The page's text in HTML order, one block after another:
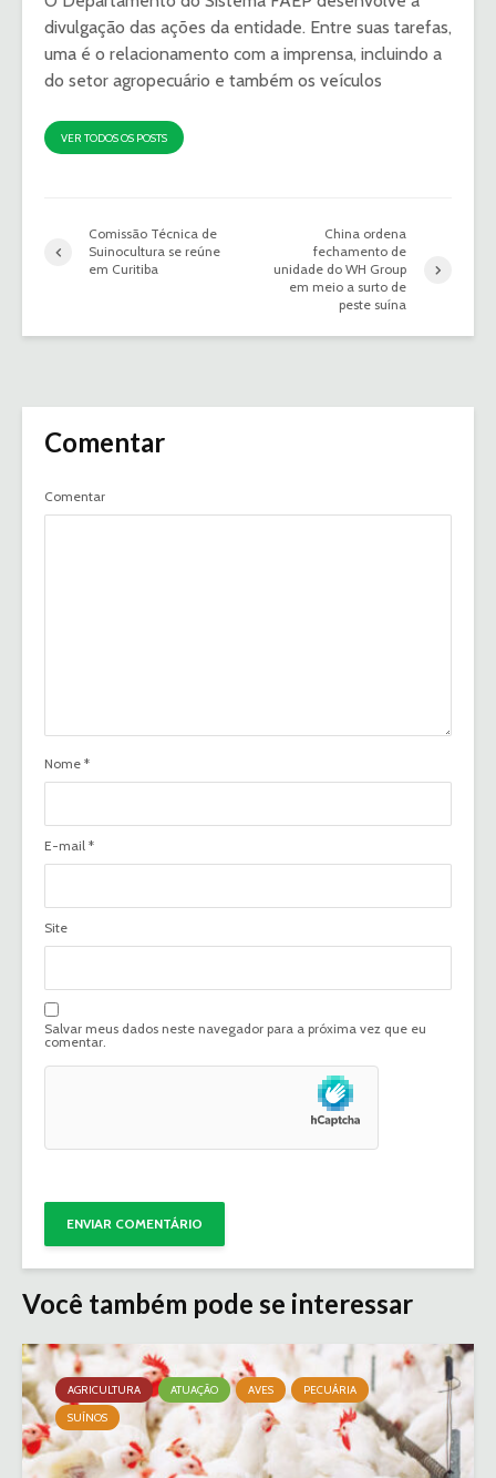
divulgação das ações da entidade. Entre suas tarefas,
uma é o relacionamento com a imprensa, incluindo a
do setor agropecuário e também os veículos
VER TODOS OS POSTS
Comissão Técnica de
Suinocultura se reúne
em Curitiba
China ordena
fechamento de
unidade do WH Group
em meio a surto de
peste suína
Comentar
Comentar
Nome *
E-mail *
Site
Salvar meus dados neste navegador para a próxima vez que eu
comentar.
Você também pode se interessar
AGRICULTURA ATUAÇÃO AVES
PECUÁRIA
SUÍNOS